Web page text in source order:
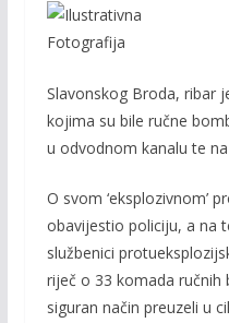
e
b
o
o
k
itt
Slavonskog Broda, ribar
kojima su bile ručne
u odvodnom kanalu te
O svom ‘eksplozivnom’
obavijestio policiju, a na
službenici
riječ o 33 komada ručnih
siguran način preuzeli u